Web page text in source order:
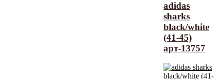
adidas
sharks
black/white
(41-45)
арт-13757